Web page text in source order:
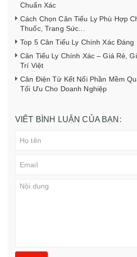
Chuẩn Xác
Cách Chọn Cân Tiểu Ly Phù Hợp
Thuốc, Trang Sức...
Top 5 Cân Tiểu Ly Chính Xác Đáng
Cân Tiểu Ly Chính Xác – Giá Rẻ,
Trí Việt
Cân Điện Tử Kết Nối Phần Mềm
Tối Ưu Cho Doanh Nghiệp
VIẾT BÌNH LUẬN CỦA BẠN: